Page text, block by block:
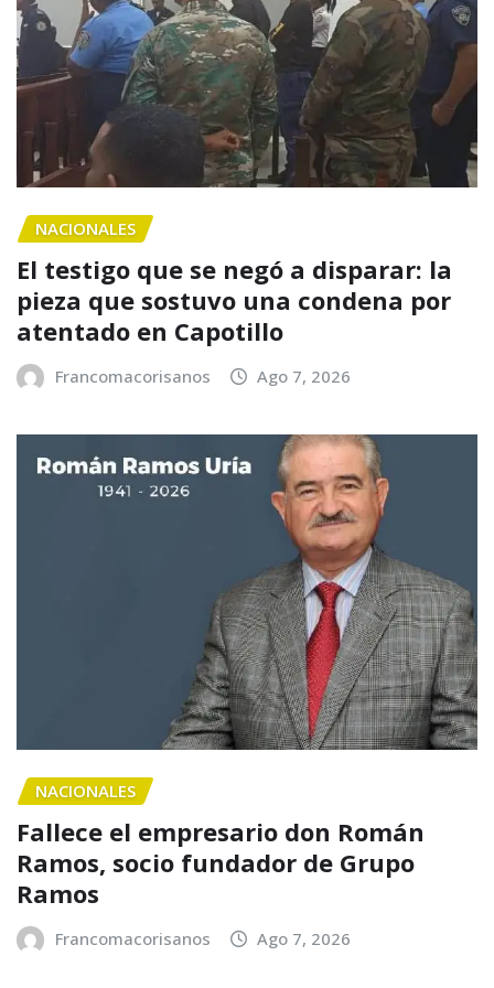
NACIONALES
El testigo que se negó a disparar: la
pieza que sostuvo una condena por
atentado en Capotillo
Francomacorisanos Ago 7, 2026
NACIONALES
Fallece el empresario don Román
Ramos, socio fundador de Grupo
Ramos
Francomacorisanos Ago 7, 2026